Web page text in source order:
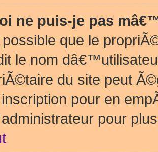
ne puis-je pas
que le
le nom
du site peut
pour en
pour